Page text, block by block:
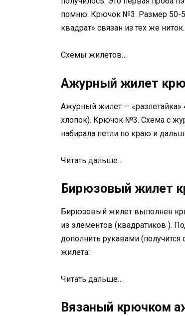
помню. Крючок №3. Размер 50-
квадрат» связан из тех же ниток.
Схемы жилетов…
Ажурный жилет
Ажурный жилет — «разлетайка»
хлопок). Крючок №3. Схема с
набирала петли по краю и
Читать дальше…
Бирюзовый жилет
Бирюзовый жилет выполнен
из элементов (квадратиков ).
дополнить рукавами
жилета:
Читать дальше…
Вязаный крючком